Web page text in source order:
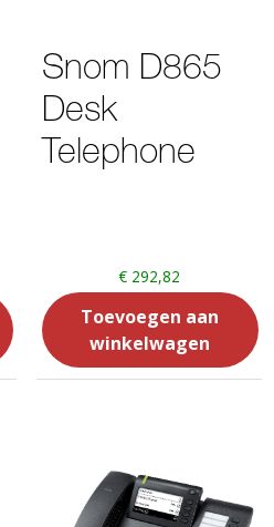
Snom D865
Desk
Telephone
€292,82
Toevoegen aan
winkelwagen